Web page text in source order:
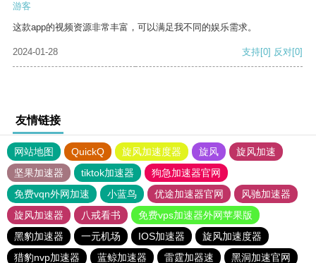
游客
这款app的视频资源非常丰富，可以满足我不同的娱乐需求。
2024-01-28 支持[0] 反对[0]
友情链接
网站地图 QuickQ 旋风加速度器 旋风
旋风加速
坚果加速器
tiktok加速器
狗急加速器官网
免费vqn外网加速
小蓝鸟 优途加速器官网
风驰加速器
旋风加速器
八戒看书
免费vps加速器外网苹果版
黑豹加速器
一元机场 IOS加速器
旋风加速度器
猎豹nvp加速器
蓝鲸加速器 雷霆加器速 黑洞加速官网